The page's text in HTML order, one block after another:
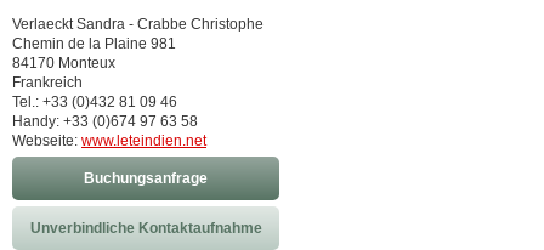
Verlaeckt Sandra - Crabbe Christophe
Chemin de la Plaine 981
84170 Monteux
Frankreich
Tel.: +33 (0)432 81 09 46
Handy: +33 (0)674 97 63 58
Webseite: www.leteindien.net
Buchungsanfrage
Unverbindliche Kontaktaufnahme